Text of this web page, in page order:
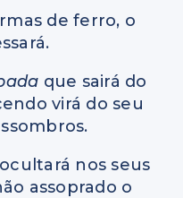
de ferro, o
que sairá do
virá do seu
nos seus
assoprado o